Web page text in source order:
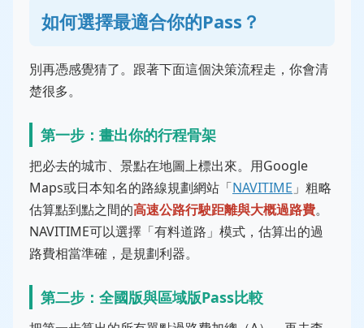
如何選擇最適合你的Pass？
別再憑感覺猜了。跟著下面這個決策流程走，你會清
楚很多。
第一步：畫出你的行程骨架
把必去的城市、景點在地圖上標出來。用Google
Maps或日本知名的路線規劃網站「NAVITIME 」粗略
估算點到點之間的高速公路行駛距離與大概過路費。
NAVITIME可以選擇「有料道路」模式，估算出的過
路費相當準確，是規劃利器。
第二步：全國版與區域版Pass比較